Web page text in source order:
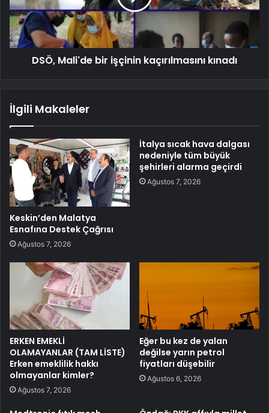
DSÖ, Mali'de bir işçinin kaçırılmasını kınadı
İlgili Makaleler
Keskin’den Malatya
Esnafına Destek Çağrısı
Ağustos 7, 2026
İtalya sıcak hava dalgası
nedeniyle tüm büyük
şehirleri alarma geçirdi
Ağustos 7, 2026
ERKEN EMEKLİ
OLAMAYANLAR (TAM LİSTE)
Erken emeklilik hakkı
olmayanlar kimler?
Ağustos 7, 2026
Eğer bu kez de yalan
değilse yarın petrol
fiyatları düşebilir
Ağustos 6, 2026